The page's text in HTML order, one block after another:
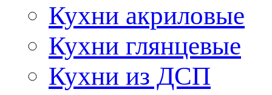
Кухни акриловые
Кухни глянцевые
Кухни из ДСП